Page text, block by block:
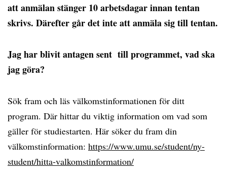
att anmälan stänger 10 arbetsdagar innan tentan
skrivs. Därefter går det inte att anmäla sig till tentan.
Jag har blivit antagen sent till programmet, vad ska
jag göra?
Sök fram och läs välkomstinformationen för ditt
program. Där hittar du viktig information om vad som
gäller för studiestarten. Här söker du fram din
välkomstinformation: https://www.umu.se/student/ny-
student/hitta-valkomstinformation/